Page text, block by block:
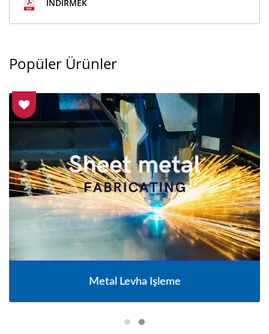
İNDIRMEK
Popüler Ürünler
Metal Levha Işleme